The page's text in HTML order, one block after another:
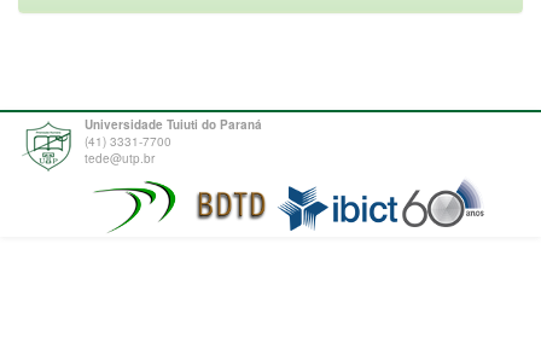
Universidade Tuiuti do Paraná
(41) 3331-7700
tede@utp.br